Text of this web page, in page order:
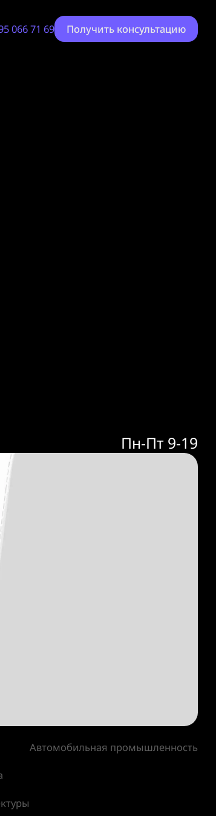
066 71 69 Получить консультацию
Пн-Пт 9-19
Автомобильная промышленность